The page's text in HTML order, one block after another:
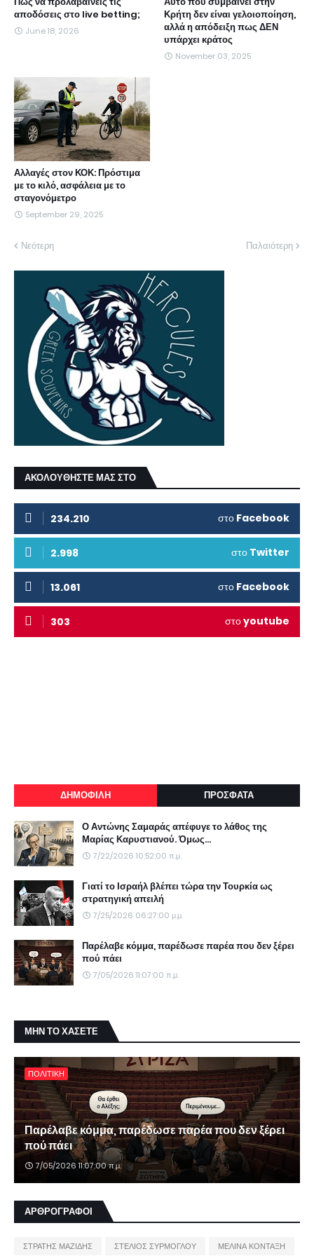
αποδόσεις στο live betting;
June 18, 2026
Κρήτη δεν είναι γελοιοποίηση,
αλλά η απόδειξη πως ΔΕΝ
υπάρχει κράτος
November 03, 2025
Αλλαγές στον ΚΟΚ: Πρόστιμα
με το κιλό, ασφάλεια με το
σταγονόμετρο
September 29, 2025
Νεότερη Παλαιότερη
ΑΚΟΛΟΥΘΗΣΤΕ ΜΑΣ ΣΤΟ
234.210 στο Facebook
2.998 στο Twitter
13.061 στο Facebook
303 στοyoutube
ΔΗΜΟΦΙΛΗ ΠΡΟΣΦΑΤΑ
Ο Αντώνης Σαμαράς απέφυγε το λάθος της
Μαρίας Καρυστιανού. Όμως...
7/22/2026 10:52:00 π.μ.
Γιατί το Ισραήλ βλέπει τώρα την Τουρκία ως
στρατηγική απειλή
7/25/2026 06:27:00 μ.μ.
Παρέλαβε κόμμα, παρέδωσε παρέα που δεν ξέρει
πού πάει
7/05/2026 11:07:00 π.μ.
ΜΗΝ ΤΟ ΧΑΣΕΤΕ
ΠΟΛΙΤΙΚΗ
Παρέλαβε κόμμα, παρέδωσε παρέα που δεν ξέρει
πού πάει
7/05/2026 11:07:00 π.μ.
ΑΡΘΡΟΓΡΑΦΟΙ
ΣΤΡΑΤΗΣ ΜΑΖΙΔΗΣ ΣΤΕΛΙΟΣ ΣΥΡΜΟΓΛΟΥ
ΜΕΛΙΝΑ ΚΟΝΤΑΞΗ